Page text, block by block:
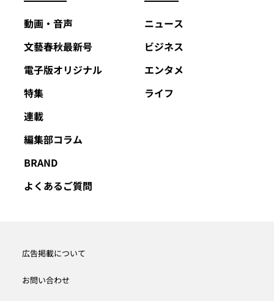
動画・音声
文藝春秋最新号
電子版オリジナル
特集
連載
編集部コラム
BRAND
よくあるご質問
ニュース
ビジネス
エンタメ
ライフ
広告掲載について
お問い合わせ